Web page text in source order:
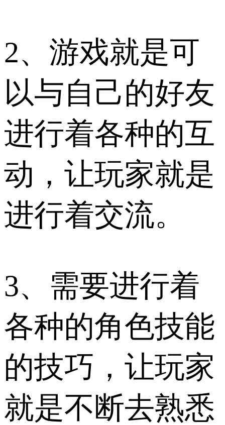
2、游戏就是可
以与自己的好友
进行着各种的互
动，让玩家就是
进行着交流。
3、需要进行着
各种的角色技能
的技巧，让玩家
就是不断去熟悉